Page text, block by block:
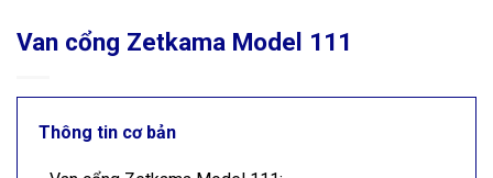
Van cổng Zetkama Model 111
Thông tin cơ bản